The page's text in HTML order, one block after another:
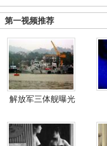
第一视频推荐
解放军三体舰曝光